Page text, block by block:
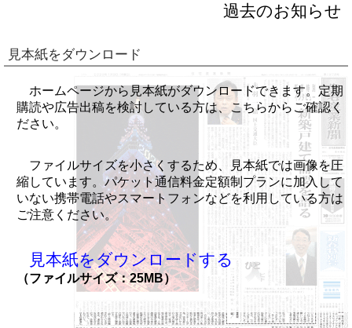
過去のお知らせ
見本紙をダウンロード
ホームページから見本紙がダウンロードできます。定期
購読や広告出稿を検討している方は、こちらからご確認く
ださい。
ファイルサイズを小さくするため、見本紙では画像を圧
縮しています。パケット通信料金定額制プランに加入して
いない携帯電話やスマートフォンなどを利用している方は
ご注意ください。
見本紙をダウンロードする
（ファイルサイズ：25MB）